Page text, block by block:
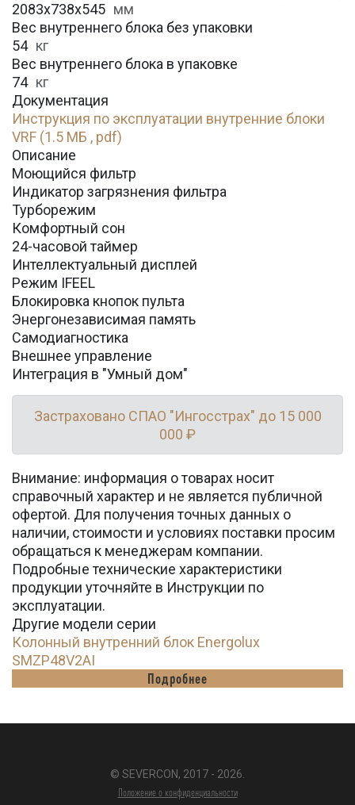
2083x738x545 мм
Вес внутреннего блока без упаковки
54 кг
Вес внутреннего блока в упаковке
74 кг
Документация
Инструкция по эксплуатации внутренние блоки
VRF (1.5 МБ , pdf)
Описание
Моющийся фильтр
Индикатор загрязнения фильтра
Турборежим
Комфортный сон
24-часовой таймер
Интеллектуальный дисплей
Режим IFEEL
Блокировка кнопок пульта
Энергонезависимая память
Самодиагностика
Внешнее управление
Интеграция в "Умный дом"
Застраховано СПАО "Ингосстрах" до 15 000
000 ₽
Внимание: информация о товарах носит
справочный характер и не является публичной
офертой. Для получения точных данных о
наличии, стоимости и условиях поставки просим
обращаться к менеджерам компании.
Подробные технические характеристики
продукции уточняйте в Инструкции по
эксплуатации.
Другие модели серии
Колонный внутренний блок Energolux
SMZP48V2AI
Подробнее
© SEVERCON, 2017 - 2026.
Положение о конфиденциальности